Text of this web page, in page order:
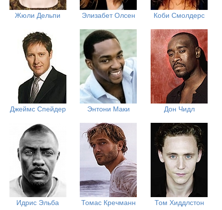
Жюли Дельпи Элизабет Олсен Коби Смолдерс
Джеймс Спейдер Энтони Маки Дон Чидл
Идрис Эльба Томас Кречманн Том Хиддлстон